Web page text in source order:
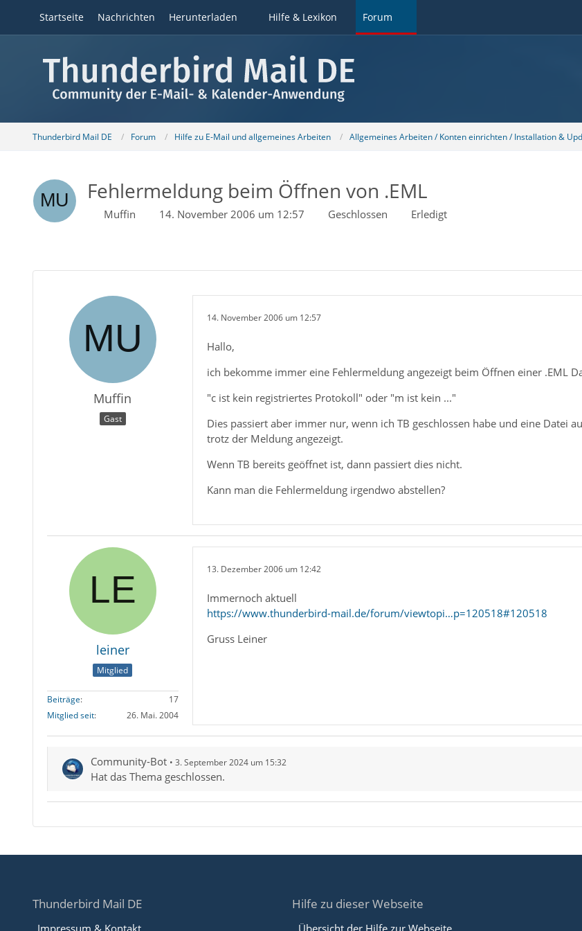
Startseite Nachrichten Herunterladen Hilfe & Lexikon Forum
Thunderbird Mail DE Forum Hilfe zu E-Mail und allgemeines Arbeiten Allgemeines Arbeiten / Konten einrichten / Installation &
Fehlermeldung beim Öffnen von .EML
Muffin 14. November 2006 um 12:57 Geschlossen Erledigt
Muffin
Gast
14. November 2006 um 12:57
Hallo,
ich bekomme immer eine Fehlermeldung angezeigt beim Öffnen einer .EML
"c ist kein registriertes Protokoll" oder "m ist kein ..."
Dies passiert aber immer nur, wenn ich TB geschlossen habe und eine Datei
trotz der Meldung angezeigt.
Wenn TB bereits geöffnet ist, dann passiert dies nicht.
Kann man die Fehlermeldung irgendwo abstellen?
leiner
Mitglied
Beiträge
17
Mitglied seit
26. Mai. 2004
13. Dezember 2006 um 12:42
Immernoch aktuell
https://www.thunderbird-mail.de/forum/viewtopi…p=120518#120518
Gruss Leiner
Community-Bot 3. September 2024 um 15:32
Hat das Thema geschlossen.
Thunderbird Mail DE Hilfe zu dieser Webseite